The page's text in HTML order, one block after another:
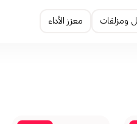
ومزلقات معزز الأداء